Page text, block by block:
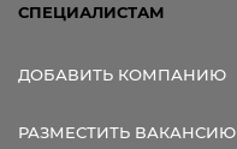
СПЕЦИАЛИСТАМ
ДОБАВИТЬ КОМПАНИЮ
РАЗМЕСТИТЬ ВАКАНСИЮ